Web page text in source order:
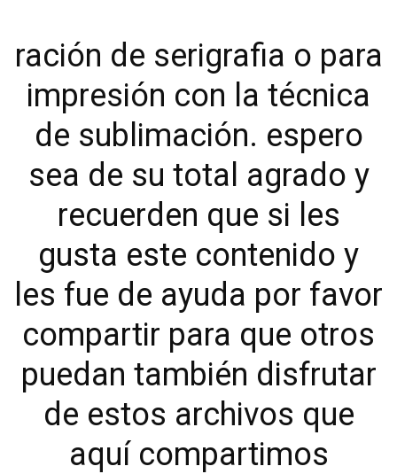
ración de serigrafia o para
impresión con la técnica
de sublimación. espero
sea de su total agrado y
recuerden que si les
gusta este contenido y
les fue de ayuda por favor
compartir para que otros
puedan también disfrutar
de estos archivos que
aquí compartimos